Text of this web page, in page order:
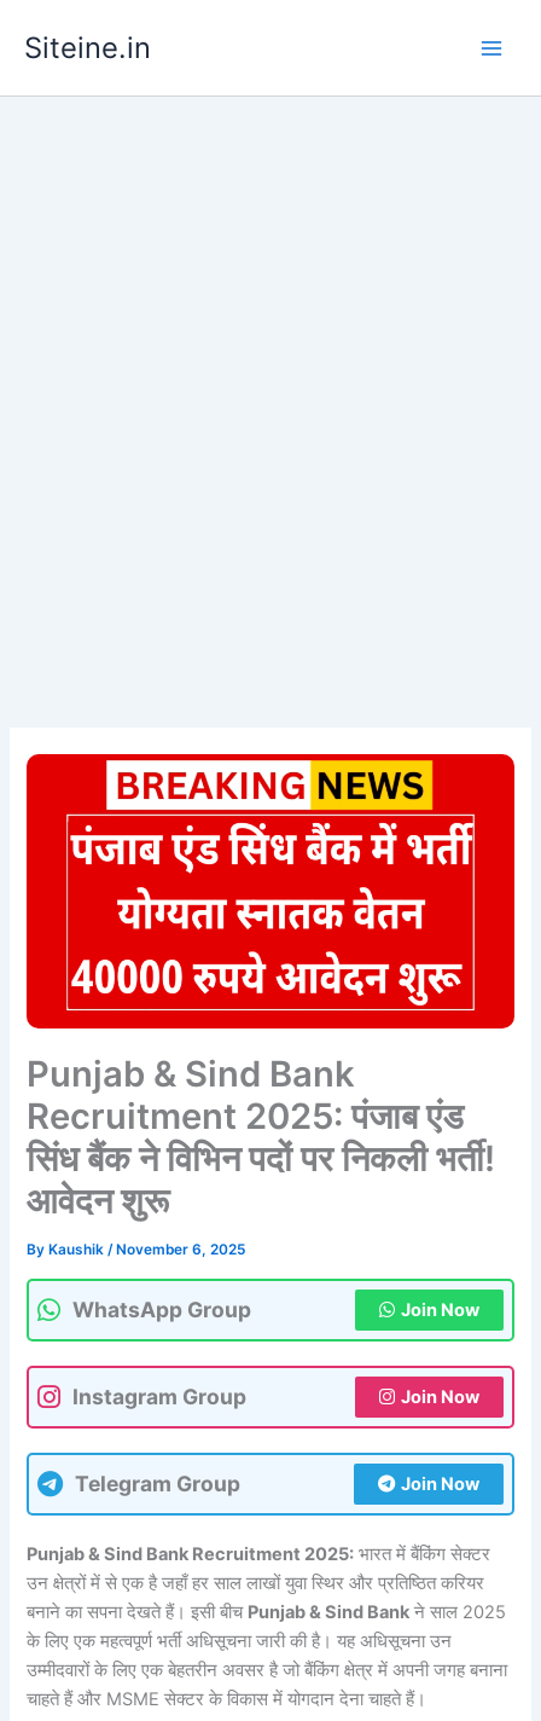
Siteine.in
Punjab & Sind Bank
Recruitment 2025: पंजाब एंड
सिंध बैंक ने विभिन पदों पर निकली भर्ती!
आवेदन शुरू
By Kaushik/ November 6, 2025
WhatsApp Group Join Now
Instagram Group Join Now
Telegram Group Join Now
Punjab & Sind Bank Recruitment 2025: भारत में बैंकिंग सेक्टर
उन क्षेत्रों में से एक है जहाँ हर साल लाखों युवा स्थिर और प्रतिष्ठित करियर
बनाने का सपना देखते हैं। इसी बीच Punjab & Sind Bank ने साल 2025
के लिए एक महत्वपूर्ण भर्ती अधिसूचना जारी की है। यह अधिसूचना उन
उम्मीदवारों के लिए एक बेहतरीन अवसर है जो बैंकिंग क्षेत्र में अपनी जगह बनाना
चाहते हैं और MSME सेक्टर के विकास में योगदान देना चाहते हैं।